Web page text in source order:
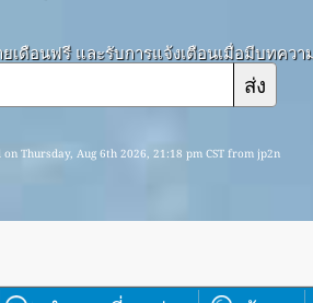
ยเดือนฟรี และรับการแจ้งเตือนเมื่อมีบทควา
ส่ง
on Thursday, Aug 6th 2026, 21:18 pm CST from jp2n